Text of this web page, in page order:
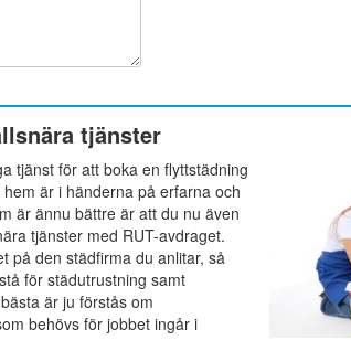
tjänster
tjänst för att boka en flyttstädning
är i händerna på erfarna och
är ännu bättre är att du nu även
tjänster med RUT-avdraget.
på den städfirma du anlitar, så
för städutrustning samt
är ju förstås om
behövs för jobbet ingår i